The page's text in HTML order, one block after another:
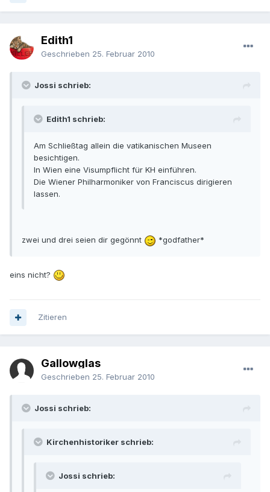
Edith1
Geschrieben 25. Februar 2010
Jossi schrieb:
Edith1 schrieb:
Am Schließtag allein die vatikanischen Museen
besichtigen.
In Wien eine Visumpflicht für KH einführen.
Die Wiener Philharmoniker von Franciscus dirigieren
lassen.
zwei und drei seien dir gegönnt *godfather*
eins nicht?
Zitieren
Gallowglas
Geschrieben 25. Februar 2010
Jossi schrieb:
Kirchenhistoriker schrieb:
Jossi schrieb: